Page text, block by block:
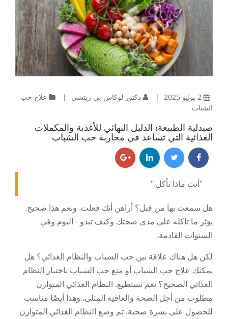
2 يوليو 2025 | دكتور لوكاس بي ريتشي |
علاج حب
الشباب
صيدلية الطبيعة: الدليل النهائي للأغذية والمكملات
الغذائية التي تساعد في محاربة حب الشباب
"أنت ماذا تأكل."
هل سمعت بها من قبل؟ أراهن أنك فعلت. ونعم هذا صحيح.
يؤثر ما تأكله على مدى صحتك وكيف تبدو - اليوم وفي
السنوات القادمة.
لكن هل هناك علاقة بين حب الشباب والنظام الغذائي؟ هل
يمكنك علاج حب الشباب أو منع حب الشباب باختيار النظام
الغذائي الصحيح؟ نعم تستطيع. النظام الغذائي المتوازن
مطلوب من أجل الصحة والعافية المثلى. وهذا أيضًا مناسب
للحصول على بشرة صحية. تم وضع النظام الغذائي المتوازن